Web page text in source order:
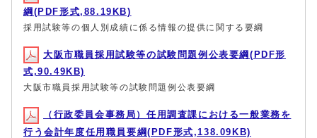
綱(PDF形式,88.19KB)
採用試験等の個人別成績に係る情報の提供に関する要綱
大阪市職員採用試験等の試験問題例公表要綱(PDF形
式,90.49KB)
大阪市職員採用試験等の試験問題例公表要綱
（行政委員会事務局）任用調査課における一般業務を
行う会計年度任用職員要綱(PDF形式,138.09KB)